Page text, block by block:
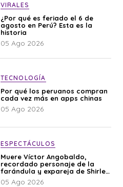
VIRALES
¿Por qué es feriado el 6 de
agosto en Perú? Esta es la
historia
05 Ago 2026
TECNOLOGÍA
Por qué los peruanos compran
cada vez más en apps chinas
05 Ago 2026
ESPECTÁCULOS
Muere Víctor Angobaldo,
recordado personaje de la
farándula y expareja de Shirley
Cherres
05 Ago 2026